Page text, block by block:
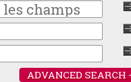
ADVANCED SEARCH